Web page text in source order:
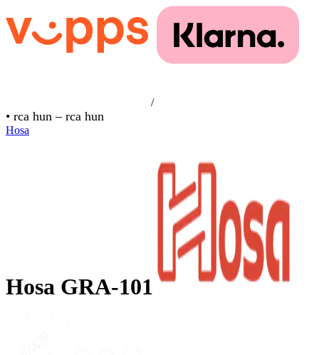
/
• rca hun – rca hun
Hosa
Hosa GRA-101